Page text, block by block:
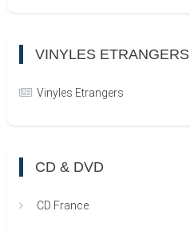
VINYLES ETRANGERS
Vinyles Etrangers
CD & DVD
CD France